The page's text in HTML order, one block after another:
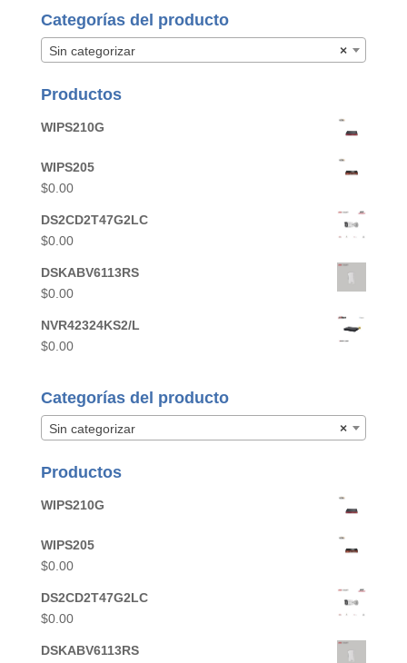
Categorías del producto
×
Sin categorizar
Productos
WIPS210G
WIPS205
$0.00
DS2CD2T47G2LC
$0.00
DSKABV6113RS
$0.00
NVR42324KS2/L
$0.00
Categorías del producto
×
Sin categorizar
Productos
WIPS210G
WIPS205
$0.00
DS2CD2T47G2LC
$0.00
DSKABV6113RS